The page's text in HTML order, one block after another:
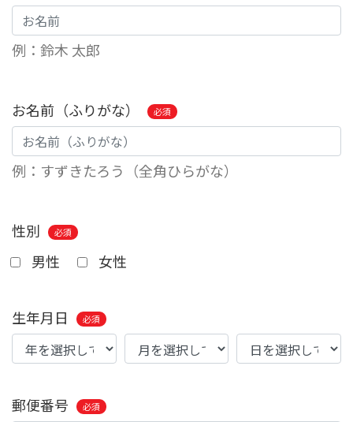
例：鈴木 太郎
お名前（ふりがな） 必須
例：すずきたろう（全角ひらがな）
性別 必須
男性 女性
生年月日 必須
郵便番号 必須